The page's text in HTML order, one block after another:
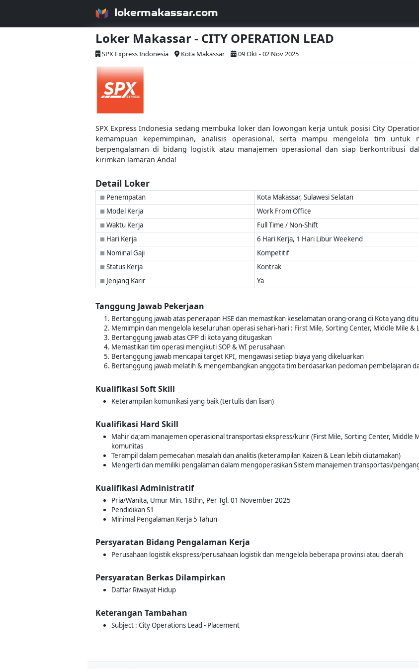
lokermakassar.com
Loker Makassar - CITY OPERATION LEAD
SPX Express Indonesia Kota Makassar 09 Okt - 02 Nov 2025
SPX Express Indonesia sedang membuka loker dan lowongan kerja untuk posisi City
kemampuan kepemimpinan, analisis operasional, serta mampu mengelola tim untuk
berpengalaman di bidang logistik atau manajemen operasional dan siap berkontribusi
kirimkan lamaran Anda!
Detail Loker
■ Penempatan Kota Makassar, Sulawesi Selatan
■ Model Kerja Work From Office
■ Waktu Kerja Full Time / Non-Shift
■ Hari Kerja 6 Hari Kerja, 1 Hari Libur Weekend
■ Nominal Gaji Kompetitif
■ Status Kerja Kontrak
■ Jenjang Karir Ya
Tanggung Jawab Pekerjaan
Bertanggung jawab atas penerapan HSE dan memastikan keselamatan orang-orang di Kota yang
Memimpin dan mengelola keseluruhan operasi sehari-hari : First Mile, Sorting Center, Middle Mile &
Bertanggung jawab atas CPP di kota yang ditugaskan
Memastikan tim operasi mengikuti SOP & WI perusahaan
Bertanggung jawab mencapai target KPI, mengawasi setiap biaya yang dikeluarkan
Bertanggung jawab melatih & mengembangkan anggota tim berdasarkan pedoman pembelajaran
Kualifikasi Soft Skill
Keterampilan komunikasi yang baik (tertulis dan lisan)
Kualifikasi Hard Skill
Mahir da;am manajemen operasional transportasi ekspress/kurir (First Mile, Sorting Center, Middle
komunitas
Terampil dalam pemecahan masalah dan analitis (keterampilan Kaizen & Lean lebih diutamakan)
Mengerti dan memiliki pengalaman dalam mengoperasikan Sistem manajemen transportasi/
Kualifikasi Administratif
Pria/Wanita, Umur Min. 18thn, Per Tgl. 01 November 2025
Pendidikan S1
Minimal Pengalaman Kerja 5 Tahun
Persyaratan Bidang Pengalaman Kerja
Perusahaan logistik ekspress/perusahaan logistik dan mengelola beberapa provinsi atau daerah
Persyaratan Berkas Dilampirkan
Daftar Riwayat Hidup
Keterangan Tambahan
Subject : City Operations Lead - Placement